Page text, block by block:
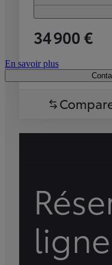
34 900 €
En savoir plus
ligne